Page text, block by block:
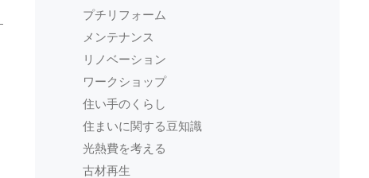
プチリフォーム
メンテナンス
リノベーション
ワークショップ
住い手のくらし
住まいに関する豆知識
光熱費を考える
古材再生